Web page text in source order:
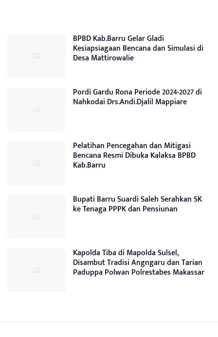
BPBD Kab.Barru Gelar Gladi
Kesiapsiagaan Bencana dan Simulasi di
Desa Mattirowalie
Pordi Gardu Rona Periode 2024-2027 di
Nahkodai Drs.Andi.Djalil Mappiare
Pelatihan Pencegahan dan Mitigasi
Bencana Resmi Dibuka Kalaksa BPBD
Kab.Barru
Bupati Barru Suardi Saleh Serahkan SK
ke Tenaga PPPK dan Pensiunan
Kapolda Tiba di Mapolda Sulsel,
Disambut Tradisi Angngaru dan Tarian
Paduppa Polwan Polrestabes Makassar